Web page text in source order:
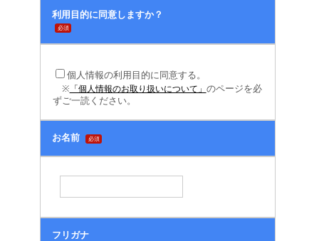
「個人情報のお
利用目的に同意しますか？
必須
個人情報の利用目的に同意する。
※ 「個人情報のお取り扱いについて」 のページを必
ずご一読ください。
お名前 必須
フリガナ